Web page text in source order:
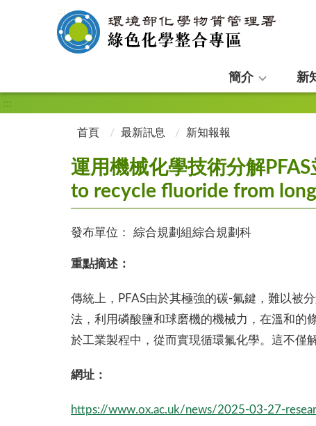
:::
簡介 新
:::
首頁 最新訊息 新知報報
運用機械化學技術分解
to recycle fluoride from
發布單位： 綜合規劃組綜合規劃科
重點摘述：
傳統上，PFAS由於其極強的碳-氟鍵，難以被
法，利用磷酸鹽和球磨機的機械力，在溫和的
於工業製程中，從而實現循環氟化學。這不僅
網址：
https://www.ox.ac.uk/news/2025-03-27-